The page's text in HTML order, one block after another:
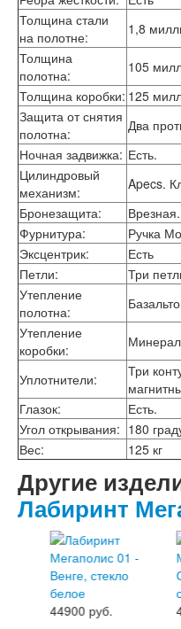
Интекрон
Интекрон
Интекрон
Интекрон
Интекрон
Интекрон
Интекрон
Интекрон
Интекрон
Интекрон
Интекрон
Интекрон
Интекрон
Двери АСД
Двери Ратибор
Двери Аргус
Тамбурные
Межкомнатные
Двери Альберо
Вест
Галерея
Геометрия
Графика
Империя
Классика
Лайн
Мегаполис
Мегаполис
Неоклассика
Скин
Тренд
Двери ВанМарк
Шпон
Эмалекс
Толщина стали
на полотне:
1,8
Толщина
полотна:
105
Толщина коробки: 125
Защита от снятия
полотна:
Два
Ночная задвижка: Есть.
Цилиндровый
механизм:
Apecs.
Бронезащита:
Врезная.
Фурнитура:
Ручка
Эксцентрик:
Есть
Петли:
Три
Утепление
полотна:
Утепление
коробки:
Уплотнители:
Три
Глазок:
Есть.
Угол открывания: 180
Вес: 125 кг
Другие
Лабиринт
44900 руб.